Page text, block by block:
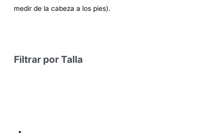
medir de la cabeza a los pies).
Filtrar por Talla